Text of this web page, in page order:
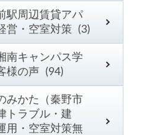
駅周辺賃貸アパ
営・空室対策 (3)
南キャンパス学
様の声 (94)
みかた（秦野市
トラブル・建
用・空室対策無